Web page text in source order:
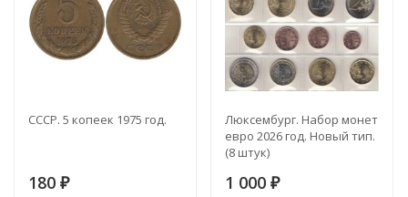
СССР. 5 копеек 1975 год.
180 ₽
Люксембург. Набор монет
евро 2026 год. Новый тип.
(8 штук)
1 000 ₽